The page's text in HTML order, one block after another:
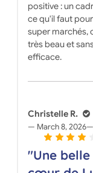
positive : un
ce qu'il faut
super marchés,
très beau et
efficace.
Christelle R.
March 8, 2026
"Une